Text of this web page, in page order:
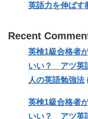
英語力を伸ばす
Recent
英検1級合格者
いい？ アツ英
人の英語勉強法
英検1級合格者
いい？ アツ英